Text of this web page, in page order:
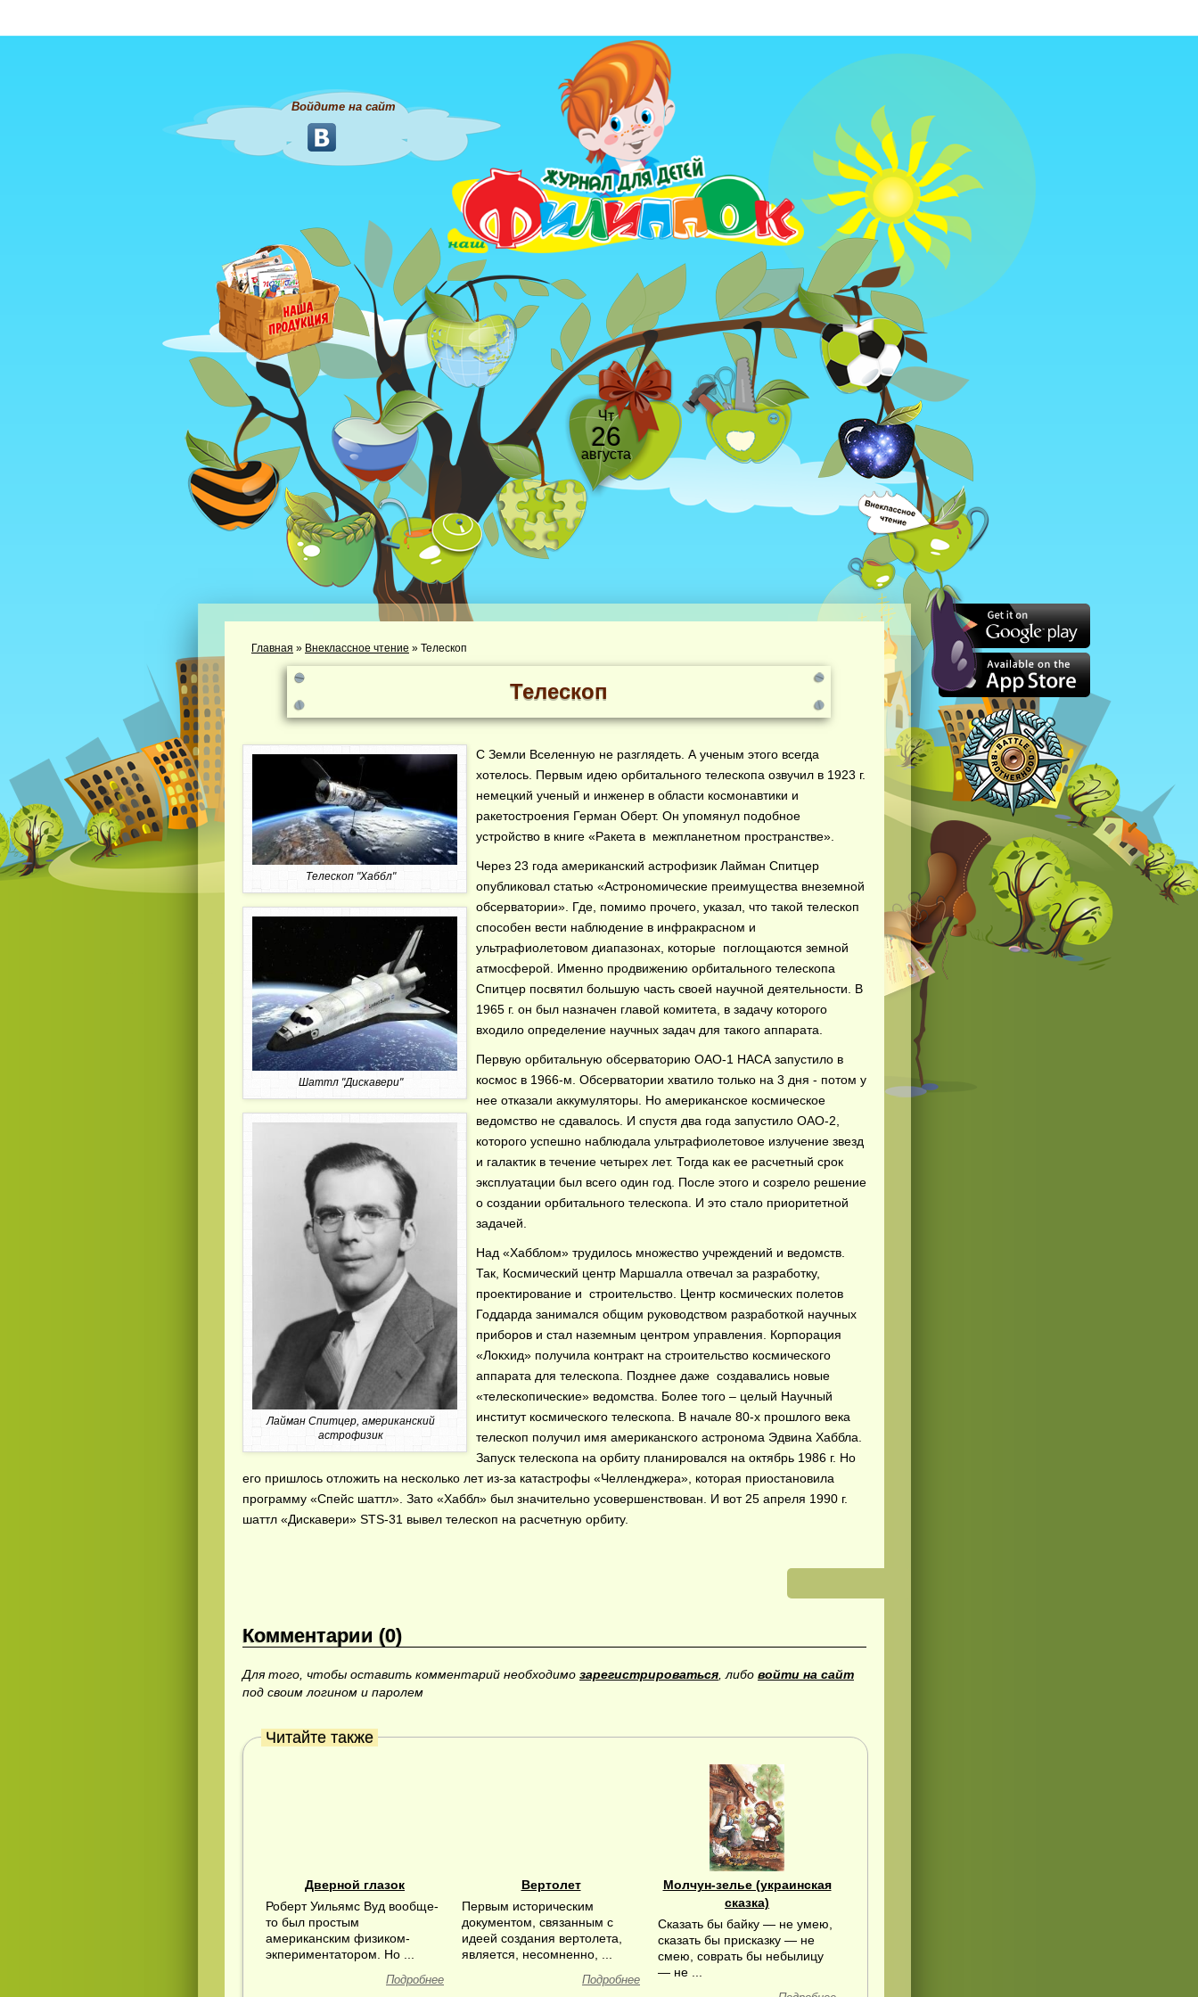
Войдите на сайт
Чт
26
августа
Главная » Внеклассное чтение » Телескоп
Телескоп
Телескоп "Хаббл"
Шаттл "Дискавери"
Лайман Спитцер, американский
астрофизик
С Земли Вселенную не разглядеть. А ученым этого всегда
хотелось. Первым идею орбитального телескопа озвучил в 1923 г.
немецкий ученый и инженер в области космонавтики и
ракетостроения Герман Оберт. Он упомянул подобное
устройство в книге «Ракета в межпланетном пространстве».
Через 23 года американский астрофизик Лайман Спитцер
опубликовал статью «Астрономические преимущества внеземной
обсерватории». Где, помимо прочего, указал, что такой телескоп
способен вести наблюдение в инфракрасном и
ультрафиолетовом диапазонах, которые поглощаются земной
атмосферой. Именно продвижению орбитального телескопа
Спитцер посвятил большую часть своей научной деятельности. В
1965 г. он был назначен главой комитета, в задачу которого
входило определение научных задач для такого аппарата.
Первую орбитальную обсерваторию ОАО-1 НАСА запустило в
космос в 1966-м. Обсерватории хватило только на 3 дня - потом у
нее отказали аккумуляторы. Но американское космическое
ведомство не сдавалось. И спустя два года запустило ОАО-2,
которого успешно наблюдала ультрафиолетовое излучение звезд
и галактик в течение четырех лет. Тогда как ее расчетный срок
эксплуатации был всего один год. После этого и созрело решение
о создании орбитального телескопа. И это стало приоритетной
задачей.
Над «Хабблом» трудилось множество учреждений и ведомств.
Так, Космический центр Маршалла отвечал за разработку,
проектирование и строительство. Центр космических полетов
Годдарда занимался общим руководством разработкой научных
приборов и стал наземным центром управления. Корпорация
«Локхид» получила контракт на строительство космического
аппарата для телескопа. Позднее даже создавались новые
«телескопические» ведомства. Более того – целый Научный
институт космического телескопа. В начале 80-х прошлого века
телескоп получил имя американского астронома Эдвина Хаббла.
Запуск телескопа на орбиту планировался на октябрь 1986 г. Но
его пришлось отложить на несколько лет из-за катастрофы «Челленджера», которая приостановила
программу «Спейс шаттл». Зато «Хаббл» был значительно усовершенствован. И вот 25 апреля 1990 г.
шаттл «Дискавери» STS-31 вывел телескоп на расчетную орбиту.
Комментарии (0)
Для того, чтобы оставить комментарий необходимо зарегистрироваться , либо войти на сайт
под своим логином и паролем
Читайте также
Дверной глазок
Роберт Уильямс Вуд вообще-
то был простым
американским физиком-
экпериментатором. Но ...
Подробнее
Вертолет
Первым историческим
документом, связанным с
идеей создания вертолета,
является, несомненно, ...
Подробнее
Молчун-зелье (украинская
сказка)
Сказать бы байку — не умею,
сказать бы присказку — не
смею, соврать бы небылицу
— не ...